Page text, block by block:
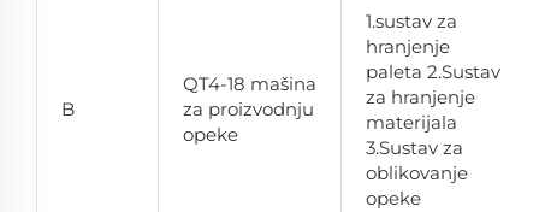
B
QT4-18 mašina
za proizvodnju
opeke
1.sustav za
hranjenje
paleta 2.Sustav
za hranjenje
materijala
3.Sustav za
oblikovanje
opeke